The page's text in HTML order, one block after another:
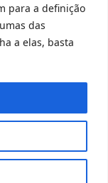
para a definição
das
a elas, basta